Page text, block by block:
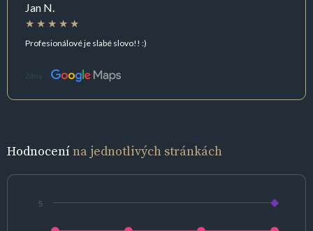
Jan N.
Profesionálové je slabé slovo!! :)
Zdroj:
Hodnocenína jednotlivých stránkách
5